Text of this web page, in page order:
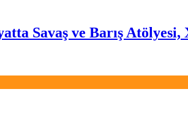
Savaş ve Barış